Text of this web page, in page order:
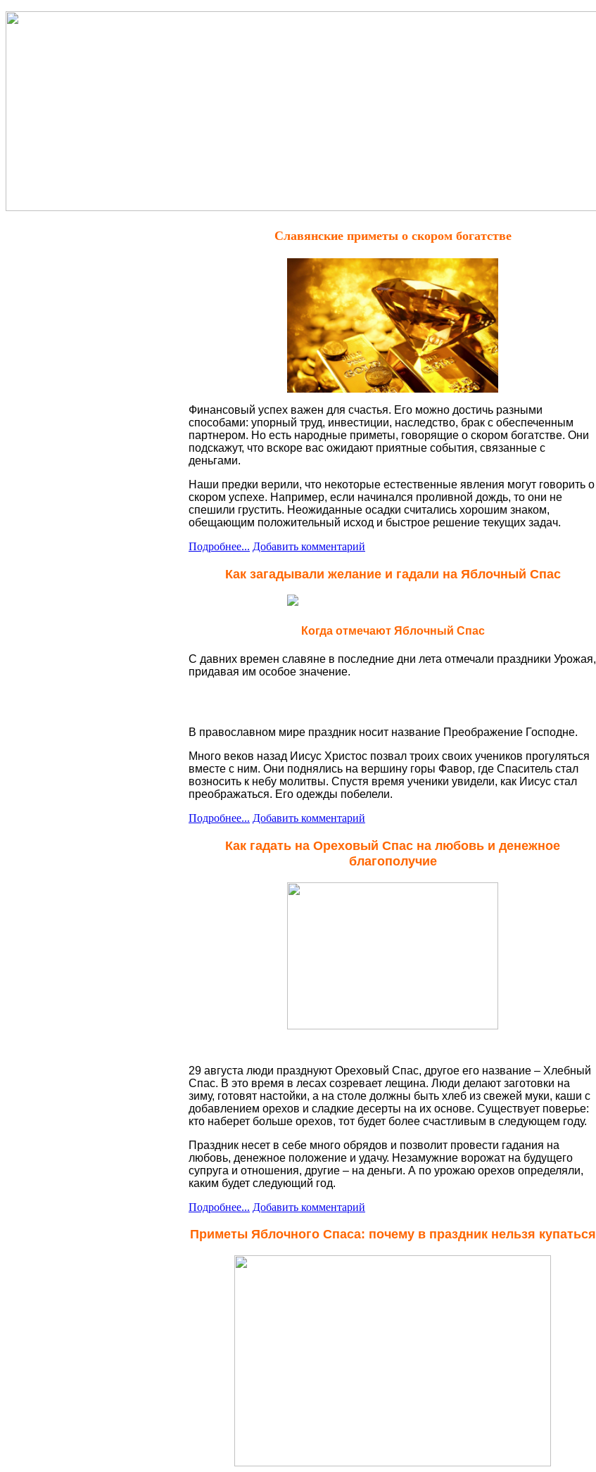
Славянские приметы о скором богатстве
Финансовый успех важен для счастья. Его можно достичь разными
способами: упорный труд, инвестиции, наследство, брак с обеспеченным
партнером. Но есть народные приметы, говорящие о скором богатстве. Они
подскажут, что вскоре вас ожидают приятные события, связанные с
деньгами.
Наши предки верили, что некоторые естественные явления могут говорить о
скором успехе. Например, если начинался проливной дождь, то они не
спешили грустить. Неожиданные осадки считались хорошим знаком,
обещающим положительный исход и быстрое решение текущих задач.
Подробнее... Добавить комментарий
Как загадывали желание и гадали на Яблочный Спас
Когда отмечают Яблочный Спас
С давних времен славяне в последние дни лета отмечали праздники Урожая,
придавая им особое значение.
В православном мире праздник носит название Преображение Господне.
Много веков назад Иисус Христос позвал троих своих учеников прогуляться
вместе с ним. Они поднялись на вершину горы Фавор, где Спаситель стал
возносить к небу молитвы. Спустя время ученики увидели, как Иисус стал
преображаться. Его одежды побелели.
Подробнее... Добавить комментарий
Как гадать на Ореховый Спас на любовь и денежное
благополучие
29 августа люди празднуют Ореховый Спас, другое его название – Хлебный
Спас. В это время в лесах созревает лещина. Люди делают заготовки на
зиму, готовят настойки, а на столе должны быть хлеб из свежей муки, каши с
добавлением орехов и сладкие десерты на их основе. Существует поверье:
кто наберет больше орехов, тот будет более счастливым в следующем году.
Праздник несет в себе много обрядов и позволит провести гадания на
любовь, денежное положение и удачу. Незамужние ворожат на будущего
супруга и отношения, другие – на деньги. А по урожаю орехов определяли,
каким будет следующий год.
Подробнее... Добавить комментарий
Приметы Яблочного Спаса: почему в праздник нельзя купаться